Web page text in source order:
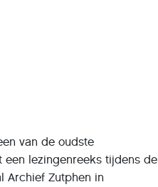
van de oudste
lezingenreeks tijdens de
Archief Zutphen in